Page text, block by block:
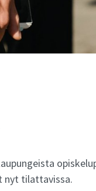
nyt tilattavissa.